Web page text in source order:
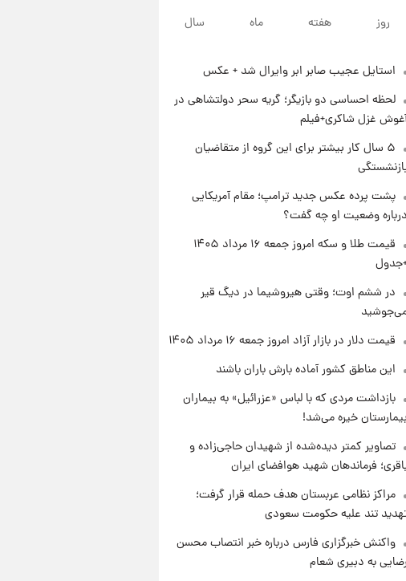
۱ روز پیش
۱۵ مرداد ۱۴۰۵ +جدول
قیمت طلا و سکه امروز پنجشنبه
۱۵ مرداد ۱۴۰۵
شارژ جدید کالابرگ برای سه
روز هفته ماه سال
استایل عجیب صابر ابر وایرال شد + عکس
لحظه احساسی دو بازیگر؛ گریه سحر دولتشاهی در
غزل شاکری+فیلم
۵ سال کار بیشتر برای این گروه از متقاضیان
پشت پرده عکس جدید ترامپ؛ مقام آمریکایی
درباره وضعیت او چه گفت؟
قیمت طلا و سکه امروز جمعه ۱۶ مرداد ۱۴۰۵
در ششم اوت؛ وقتی هیروشیما در دیگ قیر
قیمت دلار در بازار آزاد امروز جمعه ۱۶ مرداد ۱۴۰۵
این مناطق کشور آماده بارش باران باشند
بازداشت مردی که با لباس «عزرائیل» به بیماران
بیمارستان خیره می‌شد!
تصاویر کمتر دیده‌شده از شهیدان حاجی‌زاده و
فرماندهان شهید هوافضای ایران
مراکز نظامی عربستان هدف حمله قرار گرفت؛
تند علیه حکومت سعودی
واکنش خبرگزاری فارس درباره خبر انتصاب محسن
رضایی به دبیری شعام